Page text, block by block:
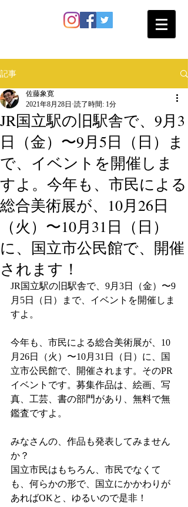
記事
JR国立駅の旧駅舎で、9月3
日（金）〜9月5日（日）ま
で、イベントを開催しま
すよ。今年も、市民による
総合美術展が、10月26日
（火）〜10月31日（日）
に、国立市公民館で、開催
されます！
佐藤象寛
2021年8月28日 読了時間: 1分
JR国立駅の旧駅舎で、9月3日（金）〜9
月5日（日）まで、イベントを開催しま
すよ。
今年も、市民による総合美術展が、10
月26日（火）〜10月31日（日）に、国
立市公民館で、開催されます。そのPR
イベントです。募集作品は、絵画、写
真、工芸、書の部門があり、無料で無
鑑査ですよ。
みなさんの、作品も発表してみません
か？
国立市民はもちろん、市民でなくて
も、何らかの形で、国立にかかわりが
あればOKと、ゆるいので是非！